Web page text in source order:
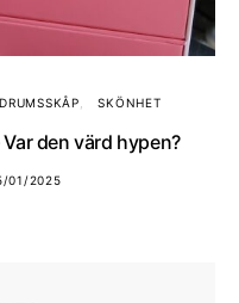
SKÖNHET
den värd hypen?
01/2025